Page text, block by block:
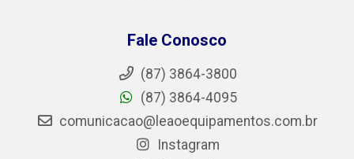
Fale Conosco
(87) 3864-3800
(87) 3864-4095
comunicacao@leaoequipamentos.com.br
Instagram